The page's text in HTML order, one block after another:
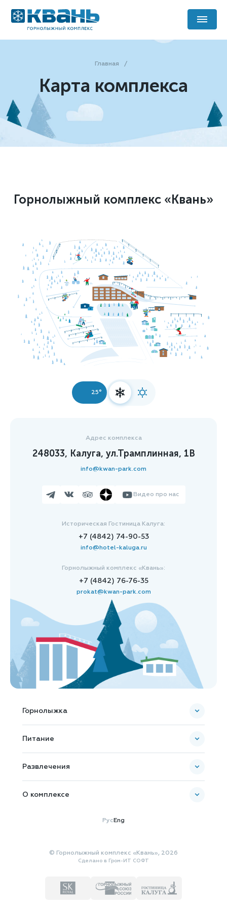
Главная
Карта комплекса
Горнолыжный комплекс «Квань»
25°
Адрес комплекса
248033, Калуга, ул.Трамплинная, 1В
info@kwan-park.com
Видео про нас
Историческая Гостиница Калуга:
+7 (4842) 74-90-53
info@hotel-kaluga.ru
Горнолыжный комплекс «Квань»:
+7 (4842) 76-76-35
prokat@kwan-park.com
Горнолыжка
Питание
Развлечения
О комплексе
Документы
Сувенирная лавка
Рекламодателям
Рус Eng
© Горнолыжный комплекс «Квань», 2026
Сделано в Гром-ИТ СОФТ